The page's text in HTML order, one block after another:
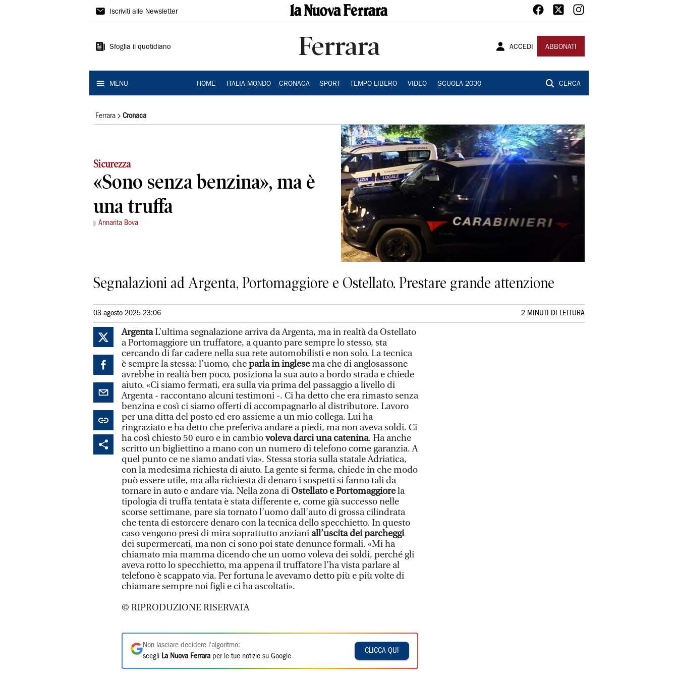
La
Ferrara
Iscriviti alle Newsletter
Sfoglia il quotidiano Ferrara ACCEDI ABBONATI
MENU HOME ITALIA MONDO CRONACA SPORT TEMPO LIBERO VIDEO SCUOLA 2030 CERCA
Ferrara Cronaca
Sicurezza
«Sono senza benzina», ma è
una truffa
Annarita Bova
Segnalazioni ad Argenta, Portomaggiore e Ostellato. Prestare grande attenzione
03 agosto 2025 23:06 2 MINUTI DI LETTURA
ArgentaL’ultima segnalazione arriva da Argenta, ma in realtà da Ostellato
a Portomaggiore un truffatore, a quanto pare sempre lo stesso, sta
cercando di far cadere nella sua rete automobilisti e non solo. La tecnica
è sempre la stessa: l’uomo, cheparla in inglesema che di anglosassone
avrebbe in realtà ben poco, posiziona la sua auto a bordo strada e chiede
aiuto. «Ci siamo fermati, era sulla via prima del passaggio a livello di
Argenta - raccontano alcuni testimoni -. Ci ha detto che era rimasto senza
benzina e così ci siamo offerti di accompagnarlo al distributore. Lavoro
per una ditta del posto ed ero assieme a un mio collega. Lui ha
ringraziato e ha detto che preferiva andare a piedi, ma non aveva soldi. Ci
ha così chiesto 50 euro e in cambiovoleva darci una catenina. Ha anche
scritto un bigliettino a mano con un numero di telefono come garanzia. A
quel punto ce ne siamo andati via». Stessa storia sulla statale Adriatica,
con la medesima richiesta di aiuto. La gente si ferma, chiede in che modo
può essere utile, ma alla richiesta di denaro i sospetti si fanno tali da
tornare in auto e andare via. Nella zona di Ostellato e Portomaggiorela
tipologia di truffa tentata è stata differente e, come già successo nelle
scorse settimane, pare sia tornato l’uomo dall’auto di grossa cilindrata
che tenta di estorcere denaro con la tecnica dello specchietto. In questo
caso vengono presi di mira soprattutto anziani all’uscita dei parcheggi
dei supermercati, ma non ci sono poi state denunce formali. «Mi ha
chiamato mia mamma dicendo che un uomo voleva dei soldi, perché gli
aveva rotto lo specchietto, ma appena il truffatore l’ha vista parlare al
telefono è scappato via. Per fortuna le avevamo detto più e più volte di
chiamare sempre noi figli e ci ha ascoltati».
© RIPRODUZIONE RISERVATA
Non lasciare decidere l'algoritmo:
scegli La Nuova Ferrara per le tue notizie su Google
CLICCA QUI